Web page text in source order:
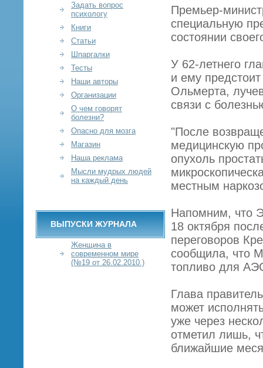
Премьер-
специальную
состоянии
У 62-летнего
и ему
Ольмерта,
связи с
"После
медицинскую
опухоль
местным
Напомним, что
18 октября
переговоров
сообщила, что
топливо для
Глава
может
уже через
отметил лишь,
ближайшие
Задать вопрос
психологу
Книги
Статьи
Шпаргалки
Тесты
Наши авторы
Организации
О чем говорят
болезни?
Опасно для мозга
Магазин
Наша реклама
Мысли мудрых людей
на каждый день
ВЫПУСКИ ЖУРНАЛА
Женщина в
современном мире
(№19 от 26.02.2010.)